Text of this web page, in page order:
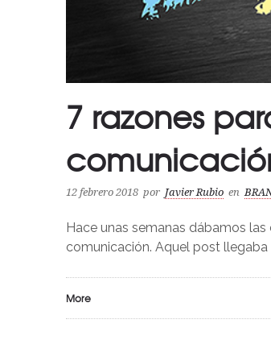
7 razones
12 febrero 2018 por Javier Rubio en
Hace unas semanas dábamos
comunicación. Aquel post
More